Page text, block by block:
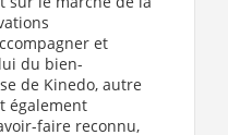
)
- Tête à Droite - Air
Kinedo : Air
)
- Tête à Droite - Air
Système Kinedo : Air
et
du bien-
de Kinedo, autre
également
faire reconnu,